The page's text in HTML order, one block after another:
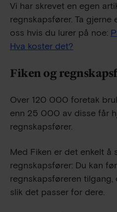
Vi har skrevet en egen
regnskapsfører. Ta
oss hvis du lurer på noe:
Hva koster det?
Fiken og
Over 120 000 foretak
enn 25 000 av disse får
regnskapsfører.
Med Fiken er det enkelt å
regnskapsfører: Du kan
regnskapsføreren
slik det passer for dere.